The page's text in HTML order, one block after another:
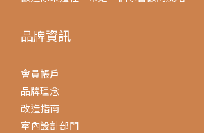
品牌資訊
會員帳戶
品牌理念
改造指南
室內設計部門